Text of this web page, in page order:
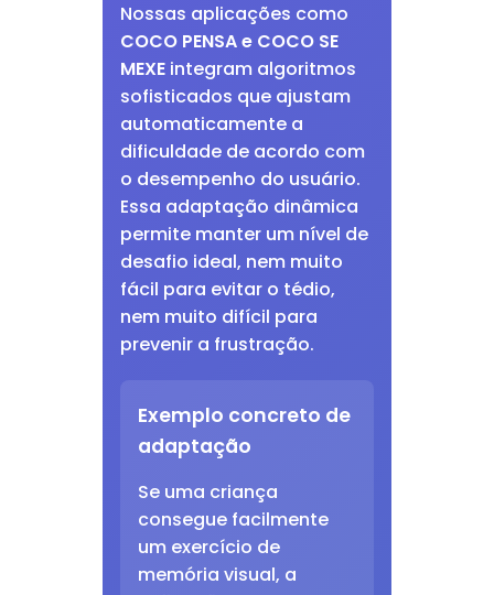
Nossas aplicações como
COCO PENSA e COCO SE
MEXEintegram algoritmos
sofisticados que ajustam
automaticamente a
dificuldade de acordo com
o desempenho do usuário.
Essa adaptação dinâmica
permite manter um nível de
desafio ideal, nem muito
fácil para evitar o tédio,
nem muito difícil para
prevenir a frustração.
Exemplo concreto de
adaptação
Se uma criança
consegue facilmente
um exercício de
memória visual, a